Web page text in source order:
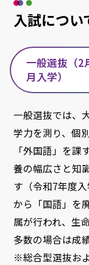
入試につい
一般選抜（2
月入学）
一般選抜では、
学力を測り、個
「外国語」を
養の幅広さと知
す（令和7年度
から「国語」を
属が行われ、生
多数の場合は成
※総合型選抜お